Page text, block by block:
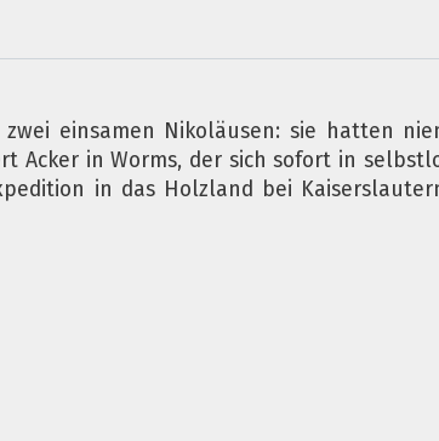
einsamen Nikoläusen: sie hatten
in Worms, der sich sofort in
in das Holzland bei